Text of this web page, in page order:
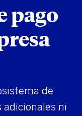
pago
de
adicionales ni